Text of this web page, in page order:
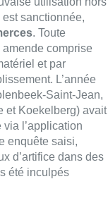
sanctionnée,
. Toute
comprise
et par
L’année
Saint-Jean,
et Koekelberg) avait
l’application
enquête saisi,
d’artifice dans des
été inculpés